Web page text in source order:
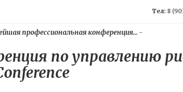
Тел: 8
профессиональная конференция... -
по управлению